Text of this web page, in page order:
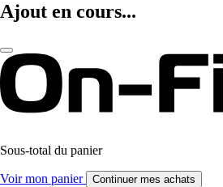
Ajout en cours...
Sous-total du panier
Voir mon panier Continuer mes achats